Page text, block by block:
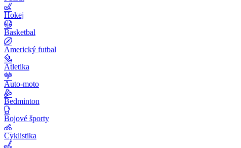
Hokej
Basketbal
Americký futbal
Atletika
Auto-moto
Bedminton
Bojové športy
Cyklistika